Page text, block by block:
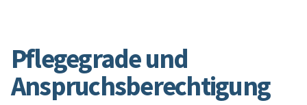
Pflegegrade und
Anspruchsberechtigung